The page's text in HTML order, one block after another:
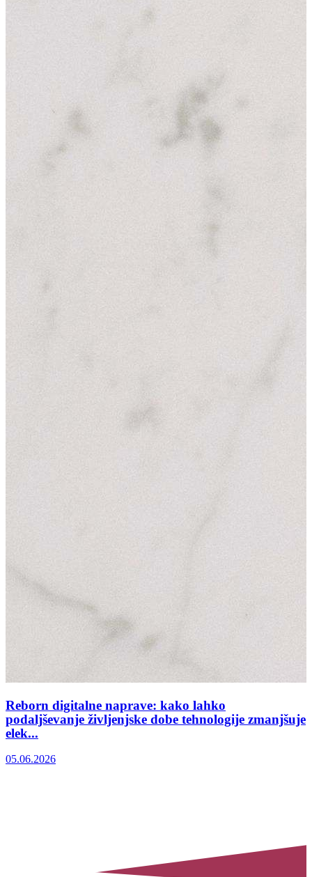
Reborn digitalne naprave: kako lahko
podaljševanje življenjske dobe tehnologije zmanjšuje
elek...
05.06.2026